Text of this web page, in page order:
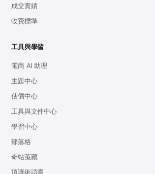
成交實績
收費標準
工具與學習
電商 AI 助理
主題中心
估價中心
工具與文件中心
學習中心
部落格
奇站蒐藏
頂讓術語庫